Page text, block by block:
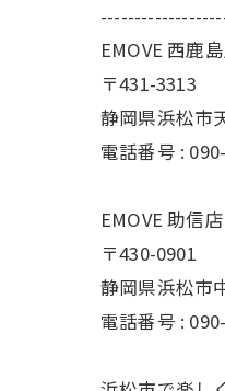
EMOVE 西鹿
〒431-3313
静岡県浜松市
電話番号 :
EMOVE 助信店
〒430-0901
静岡県浜松市
電話番号 :